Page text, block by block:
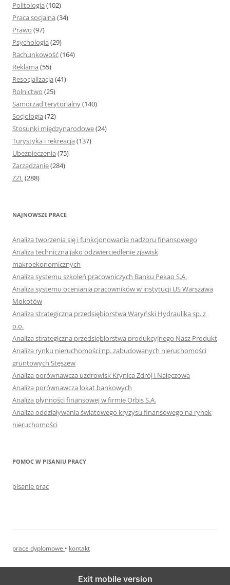
Politologia (102)
Praca socjalna (34)
Prawo (97)
Psychologia (29)
Rachunkowość(164)
Reklama (55)
Resocjalizacja (41)
Rolnictwo (25)
Samorząd terytorialny(140)
Socjologia (72)
Stosunki międzynarodowe(24)
Turystyka i rekreacja (137)
Ubezpieczenia (75)
Zarządzanie(284)
ZZL(288)
NAJNOWSZE PRACE
Analiza tworzenia się i funkcjonowania nadzoru finansowego
Analiza techniczna jako odzwierciedlenie zjawisk
makroekonomicznych
Analiza systemu szkoleń pracowniczych Banku Pekao S.A.
Analiza systemu oceniania pracowników w instytucji US Warszawa
Mokotów
Analiza strategiczna przedsiębiorstwa Waryński Hydraulika sp. z
o.o.
Analiza strategiczna przedsiębiorstwa produkcyjnego Nasz Produkt
Analiza rynku nieruchomości np. zabudowanych nieruchomości
gruntowych Stęszew
Analiza porównawcza uzdrowisk Krynica Zdrój i Nałęczowa
Analiza porównawcza lokat bankowych
Analiza płynności finansowej w firmie Orbis S.A.
Analiza oddziaływania światowego kryzysu finansowego na rynek
nieruchomości
POMOC W PISANIU PRACY
pisanie prac
prace dyplomowe • kontakt
Exit mobile version